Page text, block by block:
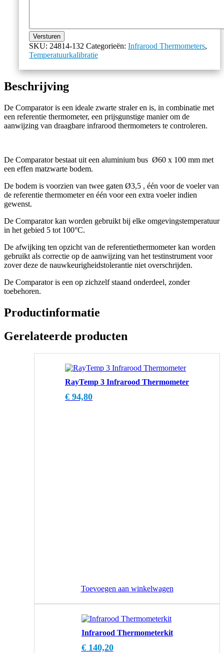
Versturen
SKU: 24814-132 Categorieën: Infrarood Thermometers,
Temperatuurkalibratie
Beschrijving
De Comparator is een ideale zwarte straler en is, in combinatie met
een referentie thermometer, een prijsgunstige manier om de
aanwijzing van draagbare infrarood thermometers te controleren.
De Comparator bestaat uit een aluminium bus Ø60 x 100 mm met
een effen matzwarte bodem.
De bodem is voorzien van twee gaten Ø3,5 , één voor de voeler van
de referentie thermometer en één voor een extra voeler indien
gewenst.
De Comparator kan worden gebruikt bij elke omgevingstemperatuur
in het gebied 5 tot 100°C.
De afwijking ten opzicht van de referentiethermometer kan worden
gebruikt als correctie op de aanwijzing van het testinstrument voor
zover deze de nauwkeurigheidstolerantie niet overschrijden.
De Comparator is een op zichzelf staand onderdeel, zonder
toebehoren.
Productinformatie
Gerelateerde producten
RayTemp 3 Infrarood Thermometer
€ 94,80
Toevoegen aan winkelwagen
Infrarood Thermometerkit
€140,20